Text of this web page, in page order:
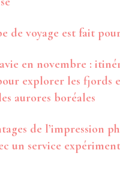
de voyage est fait
en novembre :
explorer les fjords
aurores boréales
de l’impression
un service